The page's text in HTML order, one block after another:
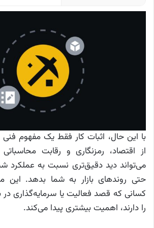
با این حال، اثبات کار فقط یک مفهوم
از اقتصاد، رمزنگاری و رقابت
می‌تواند دید دقیق‌تری نسبت به عملکرد
حتی روندهای بازار به شما بدهد. این
کسانی که قصد فعالیت یا سرمایه‌گذاری در
را دارند، اهمیت بیشتری پیدا می‌کند.